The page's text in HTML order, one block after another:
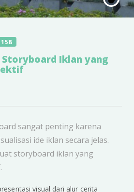
Iklan yang
sangat penting karena
ide iklan secara jelas.
storyboard iklan yang
visual dari alur cerita